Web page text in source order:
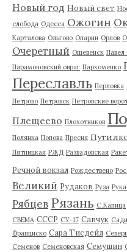
Новый год Новый свет
слобода Одесса Ожогин
Карталова Ольгово Опарин Орлов
Очеретный Ошевенск Павел
Парамоновский овраг Пархоменко
Переславль Перловка
Петрово Петровск Петровские
Плещеево Плохотников
Полянка Попова Пресня
Пятницкая РЖД Развадовская
Речной вокзал Рождествено
Великий Рудаков Руза
Рябцев Рязань С.Капица
СВЕМА СССР СУ-17 Савчук
Франциско Сара Тисдейл
Семенов Семеновская Семушин